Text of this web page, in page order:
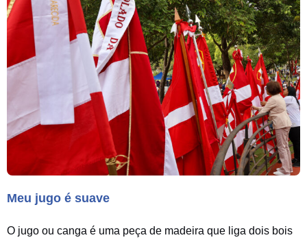
Meu jugo é suave
O jugo ou canga é uma peça de madeira que liga dois bois